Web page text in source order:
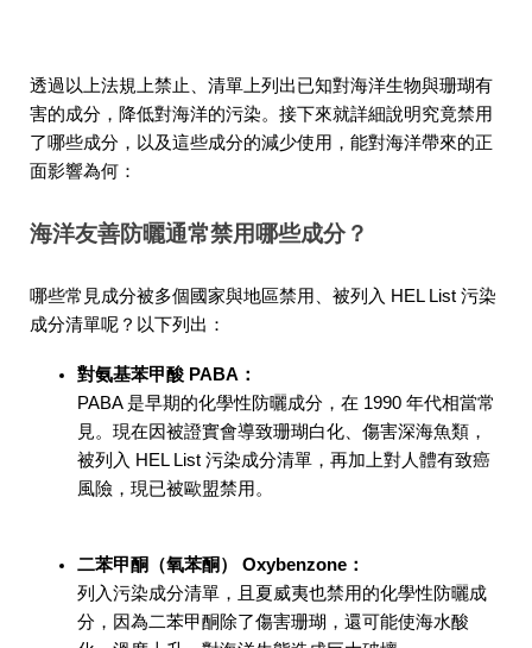
透過以上法規上禁止、清單上列出已知對海洋生物與珊瑚有
害的成分，降低對海洋的污染。接下來就詳細說明究竟禁用
了哪些成分，以及這些成分的減少使用，能對海洋帶來的正
面影響為何：
海洋友善防曬通常禁用哪些成分？
哪些常見成分被多個國家與地區禁用、被列入 HEL List 污染
成分清單呢？以下列出：
對氨基苯甲酸 PABA：
PABA 是早期的化學性防曬成分，在 1990 年代相當常
見。現在因被證實會導致珊瑚白化、傷害深海魚類，
被列入 HEL List 污染成分清單，再加上對人體有致癌
風險，現已被歐盟禁用。
二苯甲酮（氧苯酮） Oxybenzone：
列入污染成分清單，且夏威夷也禁用的化學性防曬成
分，因為二苯甲酮除了傷害珊瑚，還可能使海水酸